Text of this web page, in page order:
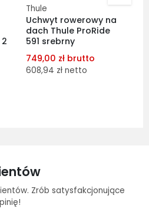
Thule
Uchwyt rowerowy na
dach Thule ProRide
591 srebrny
749,00 zł brutto
608,94 zł netto
Zrób satysfakcjonujące